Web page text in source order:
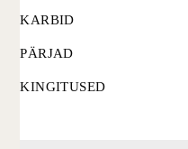
KARBID
PÄRJAD
KINGITUSED